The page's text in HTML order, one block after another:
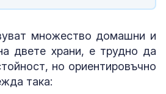
множество домашни и
двете храни, е трудно да
но ориентировъчно
така: